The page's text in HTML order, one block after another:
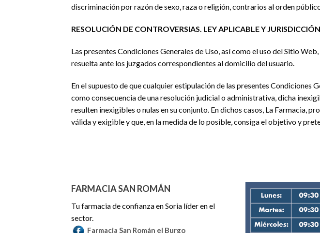
discriminación por razón de sexo, raza o religión, contrarios al orden
RESOLUCIÓN DE CONTROVERSIAS. LEY APLICABLE Y JURISDICCIÓN
Las presentes Condiciones Generales de Uso, así como el uso del Sitio
resuelta ante los juzgados correspondientes al domicilio del usuario.
En el supuesto de que cualquier estipulación de las presentes
como consecuencia de una resolución judicial o administrativa, dicha
resulten inexigibles o nulas en su conjunto. En dichos casos, La Farmacia,
válida y exigible y que, en la medida de lo posible, consiga el objetivo y
FARMACIA SAN ROMÁN
Tu farmacia de confianza en Soria líder en el
sector.
Farmacia San Román el Burgo